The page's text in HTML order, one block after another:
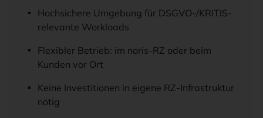
Hochsichere Umgebung für DSGVO-/KRITIS-
relevante Workloads
Flexibler Betrieb: im noris-RZ oder beim
Kunden vor Ort
Keine Investitionen in eigene RZ-Infrastruktur
nötig